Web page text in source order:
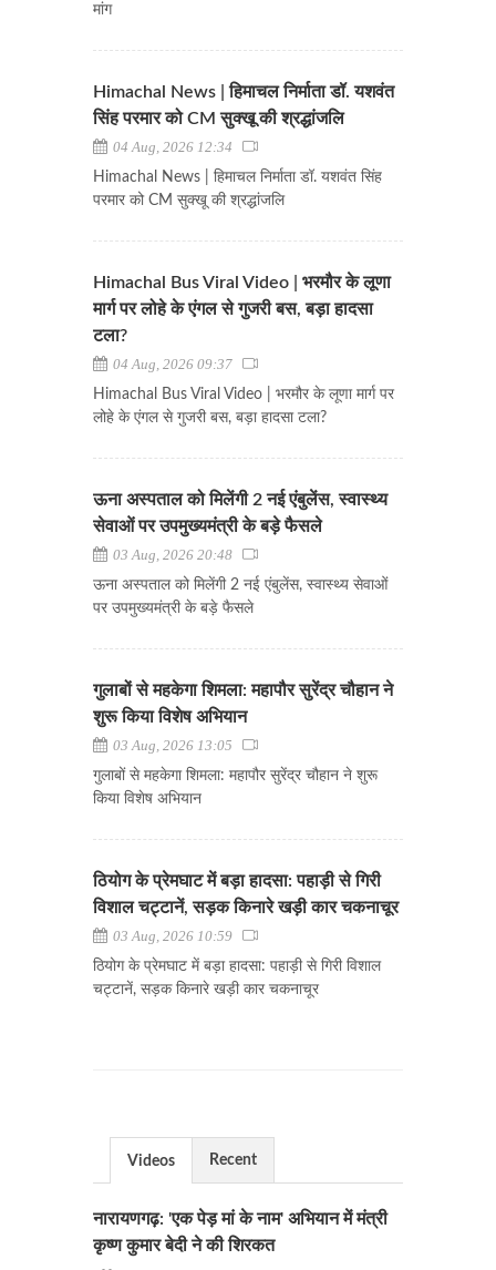
मांग
Himachal News | हिमाचल निर्माता डॉ. यशवंत
सिंह परमार को CM सुक्खू की श्रद्धांजलि
04 Aug, 2026 12:34
Himachal News | हिमाचल निर्माता डॉ. यशवंत सिंह
परमार को CM सुक्खू की श्रद्धांजलि
Himachal Bus Viral Video | भरमौर के लूणा
मार्ग पर लोहे के एंगल से गुजरी बस, बड़ा हादसा
टला?
04 Aug, 2026 09:37
Himachal Bus Viral Video | भरमौर के लूणा मार्ग पर
लोहे के एंगल से गुजरी बस, बड़ा हादसा टला?
ऊना अस्पताल को मिलेंगी 2 नई एंबुलेंस, स्वास्थ्य
सेवाओं पर उपमुख्यमंत्री के बड़े फैसले
03 Aug, 2026 20:48
ऊना अस्पताल को मिलेंगी 2 नई एंबुलेंस, स्वास्थ्य सेवाओं
पर उपमुख्यमंत्री के बड़े फैसले
गुलाबों से महकेगा शिमला: महापौर सुरेंद्र चौहान ने
शुरू किया विशेष अभियान
03 Aug, 2026 13:05
गुलाबों से महकेगा शिमला: महापौर सुरेंद्र चौहान ने शुरू
किया विशेष अभियान
ठियोग के प्रेमघाट में बड़ा हादसा: पहाड़ी से गिरी
विशाल चट्टानें, सड़क किनारे खड़ी कार चकनाचूर
03 Aug, 2026 10:59
ठियोग के प्रेमघाट में बड़ा हादसा: पहाड़ी से गिरी विशाल
चट्टानें, सड़क किनारे खड़ी कार चकनाचूर
Videos Recent
नारायणगढ़: 'एक पेड़ मां के नाम' अभियान में मंत्री
कृष्ण कुमार बेदी ने की शिरकत